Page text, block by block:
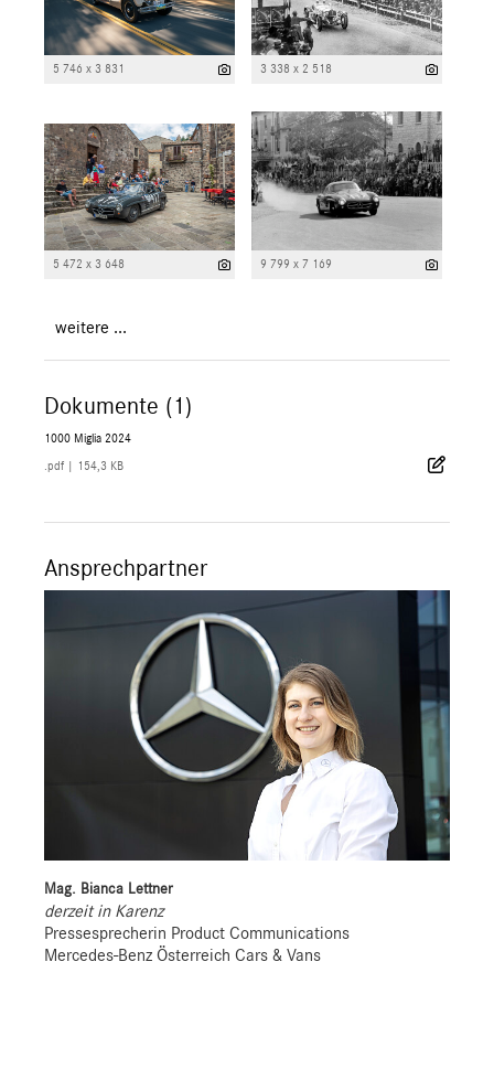
5 746 x 3 831 3 338 x 2 518
5 472 x 3 648 9 799 x 7 169
weitere ...
Dokumente (1)
1000 Miglia 2024
.pdf 154,3 KB
Ansprechpartner
Mag. Bianca Lettner
derzeit in Karenz
Pressesprecherin Product Communications
Mercedes-Benz Österreich Cars & Vans